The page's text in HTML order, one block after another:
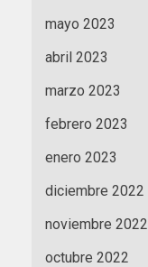
mayo 2023
abril 2023
marzo 2023
febrero 2023
enero 2023
diciembre 2022
noviembre 2022
octubre 2022